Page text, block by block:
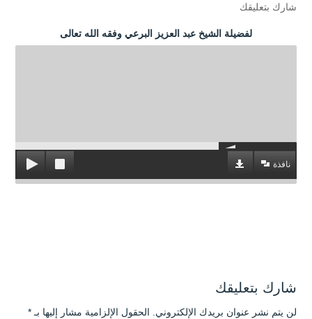
شارك بتعليقك
لفضيلة الشيخ عبد العزيز البرعي وفقه الله تعالى
نافذة
شارك بتعليقك
لن يتم نشر عنوان بريدك الإلكتروني. الحقول الإلزامية مشار إليها بـ *